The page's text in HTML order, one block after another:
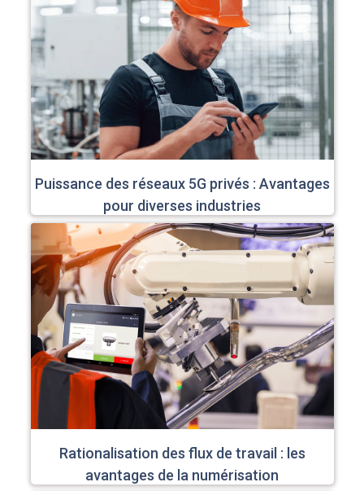
Puissance des réseaux 5G privés : Avantages
pour diverses industries
Rationalisation des flux de travail : les
avantages de la numérisation